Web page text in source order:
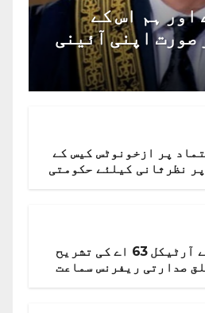
اور ہم اس کے
صورت اپنی آئینی
کرینگے ، چیف
پر ازخونوٹس کیس کے
نظرثانی کیلئے حکومتی
آئین کے آرٹیکل 63 اے کی تشریح
صدارتی ریفرنس سماعت